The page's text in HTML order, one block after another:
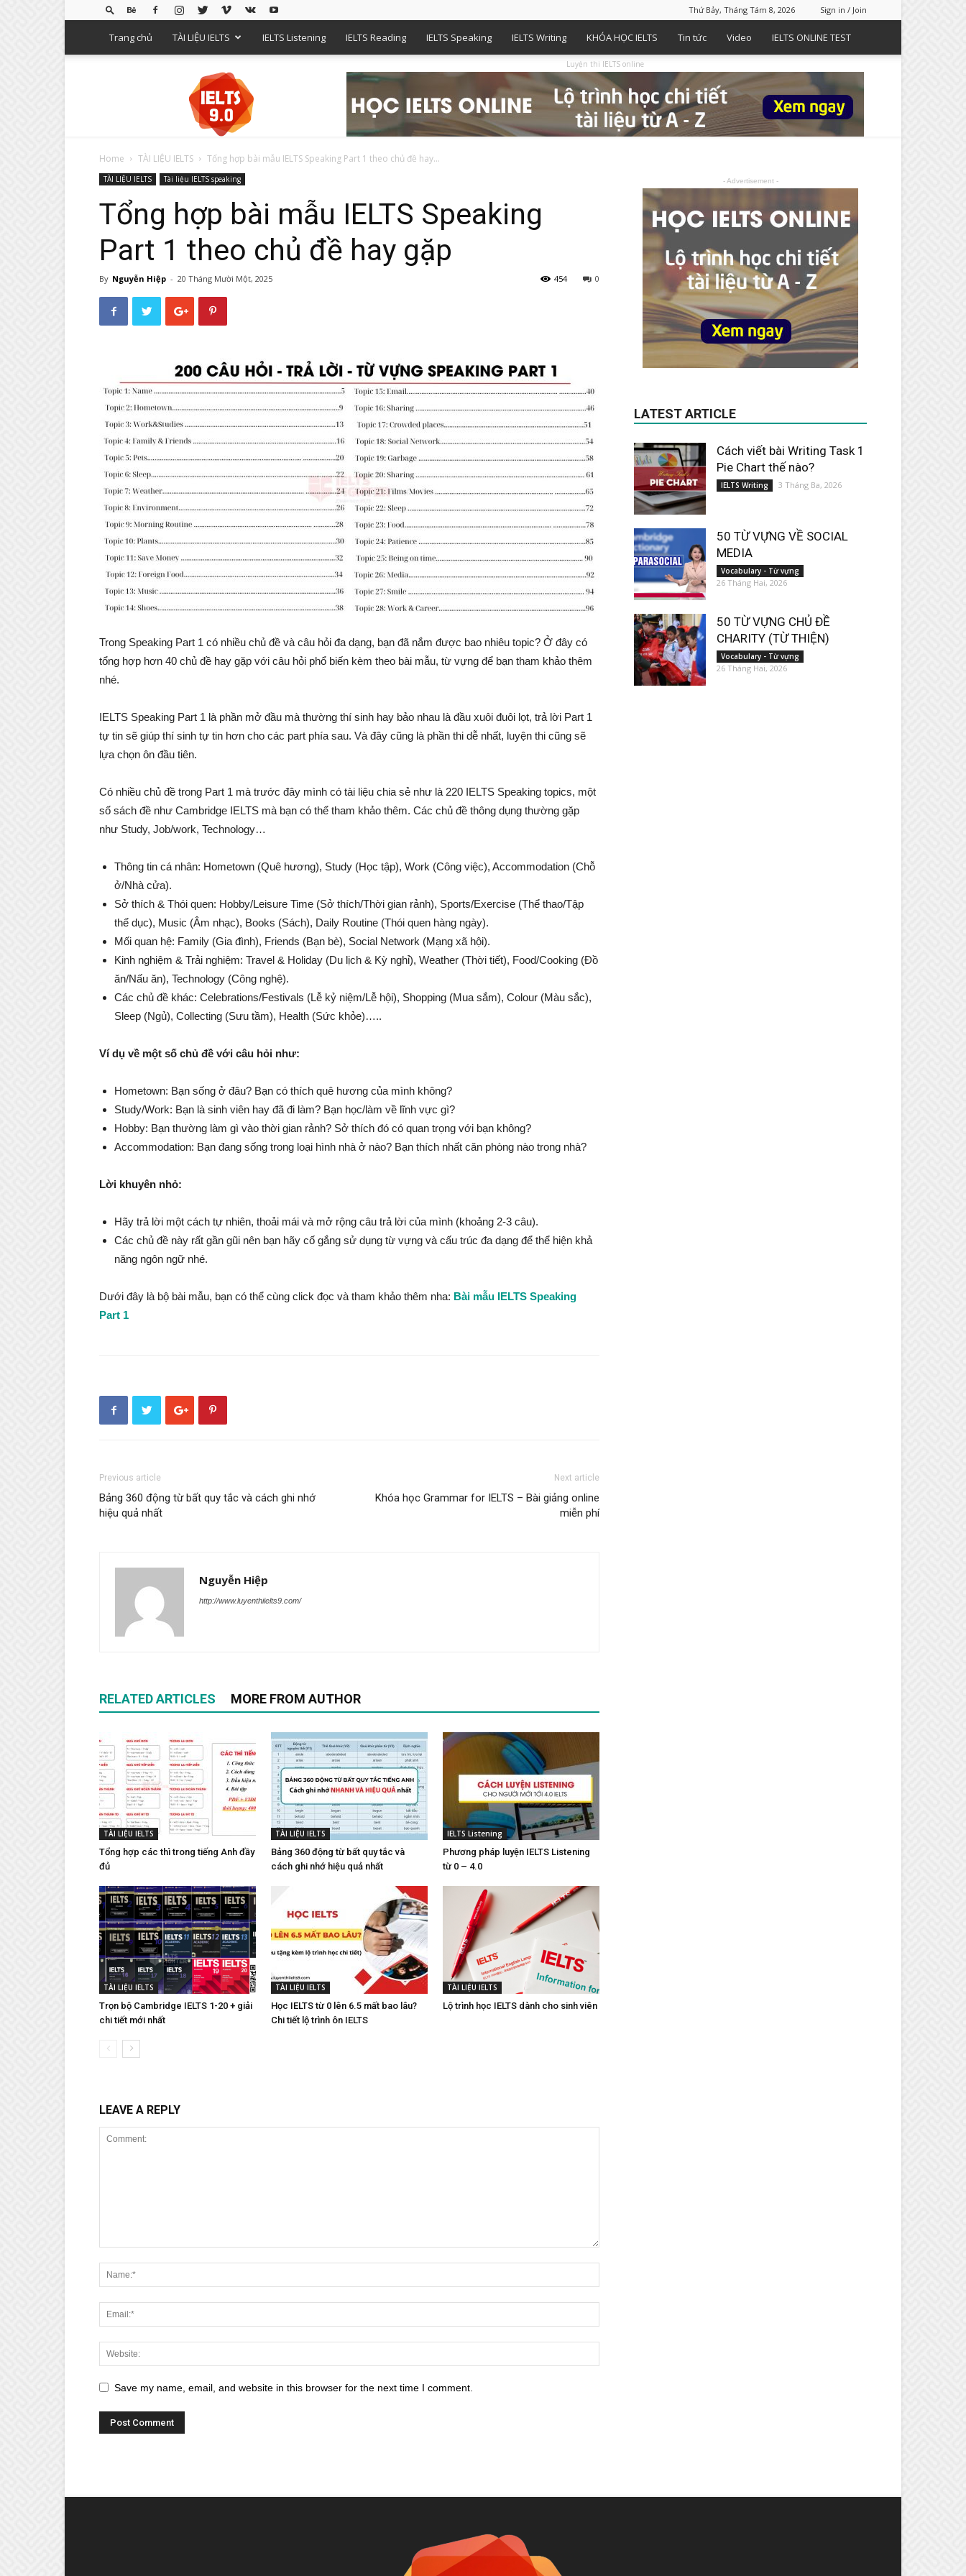
Thứ Bảy, Tháng Tám 8, 2026 Sign in / Join
Trang chủ TÀI LIỆU IELTS IELTS Listening IELTS Reading IELTS Speaking IELTS Writing KHÓA HỌC IELTS Tin tức Video IELTS ONLINE TEST
Chia
tải
phương
pháp
học
IELTS
tốt
Việt
Nam
Luyện thi IELTS online
Home TÀI LIỆU IELTS Tổng hợp bài mẫu IELTS Speaking Part 1 theo chủ đề hay...
TÀI LIỆU IELTS Tài liệu IELTS speaking
Tổng hợp bài mẫu IELTS Speaking
Part 1 theo chủ đề hay gặp
By Nguyễn Hiệp - 20 Tháng Mười Một, 2025 0
454
Trong Speaking Part 1 có nhiều chủ đề và câu hỏi đa dạng, bạn đã nắm được bao nhiêu topic? Ở đây có
tổng hợp hơn 40 chủ đề hay gặp với câu hỏi phổ biến kèm theo bài mẫu, từ vựng để bạn tham khảo thêm
nhé.
IELTS Speaking Part 1 là phần mở đầu mà thường thí sinh hay bảo nhau là đầu xuôi đuôi lọt, trả lời Part 1
tự tin sẽ giúp thí sinh tự tin hơn cho các part phía sau. Và đây cũng là phần thi dễ nhất, luyện thi cũng sẽ
lựa chọn ôn đầu tiên.
Có nhiều chủ đề trong Part 1 mà trước đây mình có tài liệu chia sẻ như là 220 IELTS Speaking topics, một
số sách đề như Cambridge IELTS mà bạn có thể tham khảo thêm. Các chủ đề thông dụng thường gặp
như Study, Job/work, Technology…
Thông tin cá nhân: Hometown (Quê hương), Study (Học tập), Work (Công việc), Accommodation (Chỗ
ở/Nhà cửa).
Sở thích & Thói quen: Hobby/Leisure Time (Sở thích/Thời gian rảnh), Sports/Exercise (Thể thao/Tập
thể dục), Music (Âm nhạc), Books (Sách), Daily Routine (Thói quen hàng ngày).
Mối quan hệ: Family (Gia đình), Friends (Bạn bè), Social Network (Mạng xã hội).
Kinh nghiệm & Trải nghiệm: Travel & Holiday (Du lịch & Kỳ nghỉ), Weather (Thời tiết), Food/Cooking (Đồ
ăn/Nấu ăn), Technology (Công nghệ).
Các chủ đề khác: Celebrations/Festivals (Lễ kỷ niệm/Lễ hội), Shopping (Mua sắm), Colour (Màu sắc),
Sleep (Ngủ), Collecting (Sưu tầm), Health (Sức khỏe)…..
Ví dụ về một số chủ đề với câu hỏi như:
Hometown: Bạn sống ở đâu? Bạn có thích quê hương của mình không?
Study/Work: Bạn là sinh viên hay đã đi làm? Bạn học/làm về lĩnh vực gì?
Hobby: Bạn thường làm gì vào thời gian rảnh? Sở thích đó có quan trọng với bạn không?
Accommodation: Bạn đang sống trong loại hình nhà ở nào? Bạn thích nhất căn phòng nào trong nhà?
Lời khuyên nhỏ:
Hãy trả lời một cách tự nhiên, thoải mái và mở rộng câu trả lời của mình (khoảng 2-3 câu).
Các chủ đề này rất gần gũi nên bạn hãy cố gắng sử dụng từ vựng và cấu trúc đa dạng để thể hiện khả
năng ngôn ngữ nhé.
Dưới đây là bộ bài mẫu, bạn có thể cùng click đọc và tham khảo thêm nha: Bài mẫu IELTS Speaking
Part 1
Previous article
Bảng 360 động từ bất quy tắc và cách ghi nhớ
hiệu quả nhất
Next article
Khóa học Grammar for IELTS – Bài giảng online
miễn phí
Nguyễn Hiệp
http://www.luyenthiielts9.com/
RELATED ARTICLES MORE FROM AUTHOR
TÀI LIỆU IELTS
Tổng hợp các thì trong tiếng Anh đầy
đủ
TÀI LIỆU IELTS
Bảng 360 động từ bất quy tắc và
cách ghi nhớ hiệu quả nhất
IELTS Listening
Phương pháp luyện IELTS Listening
từ 0 – 4.0
TÀI LIỆU IELTS
Trọn bộ Cambridge IELTS 1-20 + giải
chi tiết mới nhất
TÀI LIỆU IELTS
Học IELTS từ 0 lên 6.5 mất bao lâu?
Chi tiết lộ trình ôn IELTS
TÀI LIỆU IELTS
Lộ trình học IELTS dành cho sinh viên
LEAVE A REPLY
Save my name, email, and website in this browser for the next time I comment.
- Advertisement -
LATEST ARTICLE
Cách viết bài Writing Task 1
Pie Chart thế nào?
IELTS Writing 3 Tháng Ba, 2026
50 TỪ VỰNG VỀ SOCIAL
MEDIA
Vocabulary - Từ vựng
26 Tháng Hai, 2026
50 TỪ VỰNG CHỦ ĐỀ
CHARITY (TỪ THIỆN)
Vocabulary - Từ vựng
26 Tháng Hai, 2026